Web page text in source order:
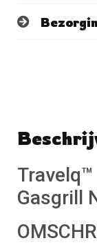
Gasgrill
No reviews